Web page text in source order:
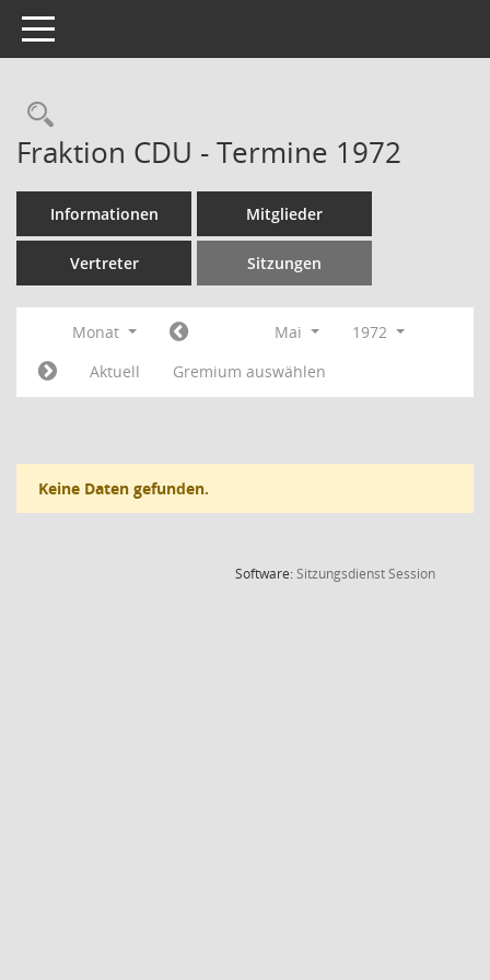
Toggle navigation
Rechercheauswahl
Fraktion CDU - Termine 1972
Informationen Mitglieder
Vertreter Sitzungen
Monat Mai
1972
Aktuell
Gremium auswählen
Keine Daten gefunden.
Software:SitzungsdienstSession(Wird in